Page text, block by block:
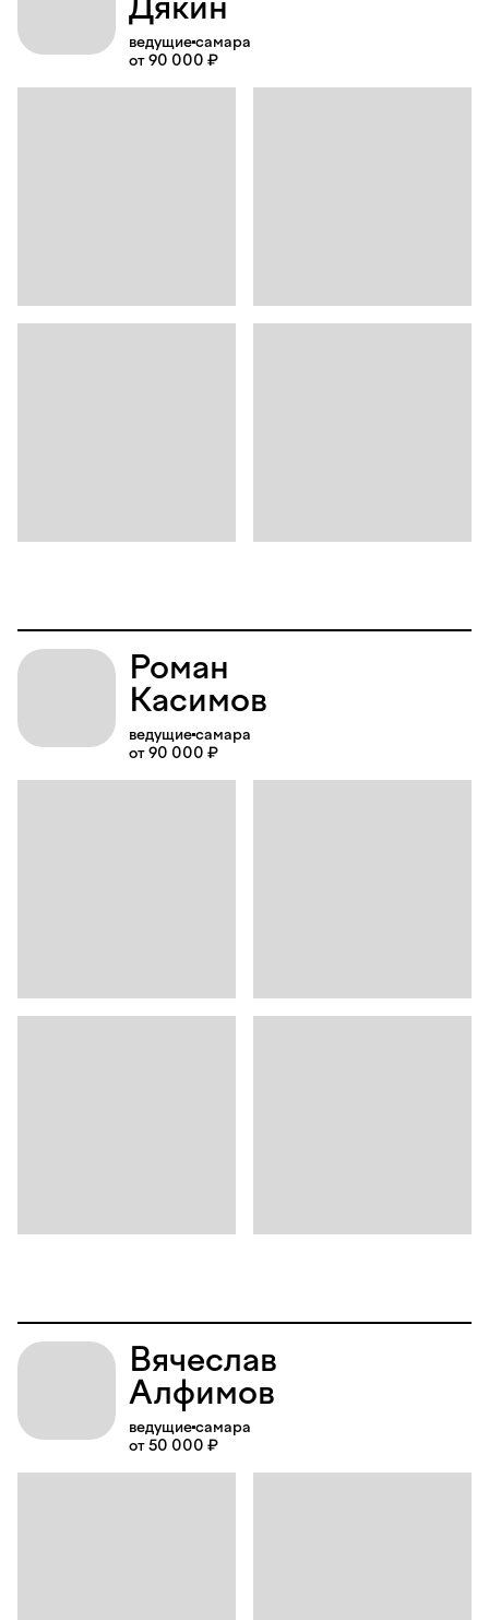
ведущиесамара
от 90 000 ₽
Роман
Касимов
ведущиесамара
от 90 000 ₽
Вячеслав
Алфимов
ведущиесамара
от 50 000 ₽